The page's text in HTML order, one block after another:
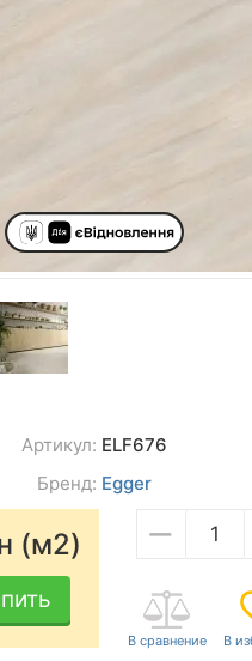
Артикул: ELF676
Бренд: Egger
(м2) −